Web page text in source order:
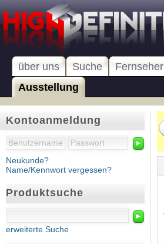
über uns Suche Fernseher
Ausstellung
Kontoanmeldung
►
Neukunde?
Name/Kennwort vergessen?
Produktsuche
►
erweiterte Suche